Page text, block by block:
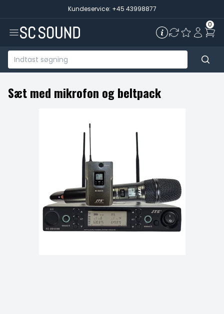
Kundeservice: +45 43998877
0
Sæt med mikrofon og beltpack